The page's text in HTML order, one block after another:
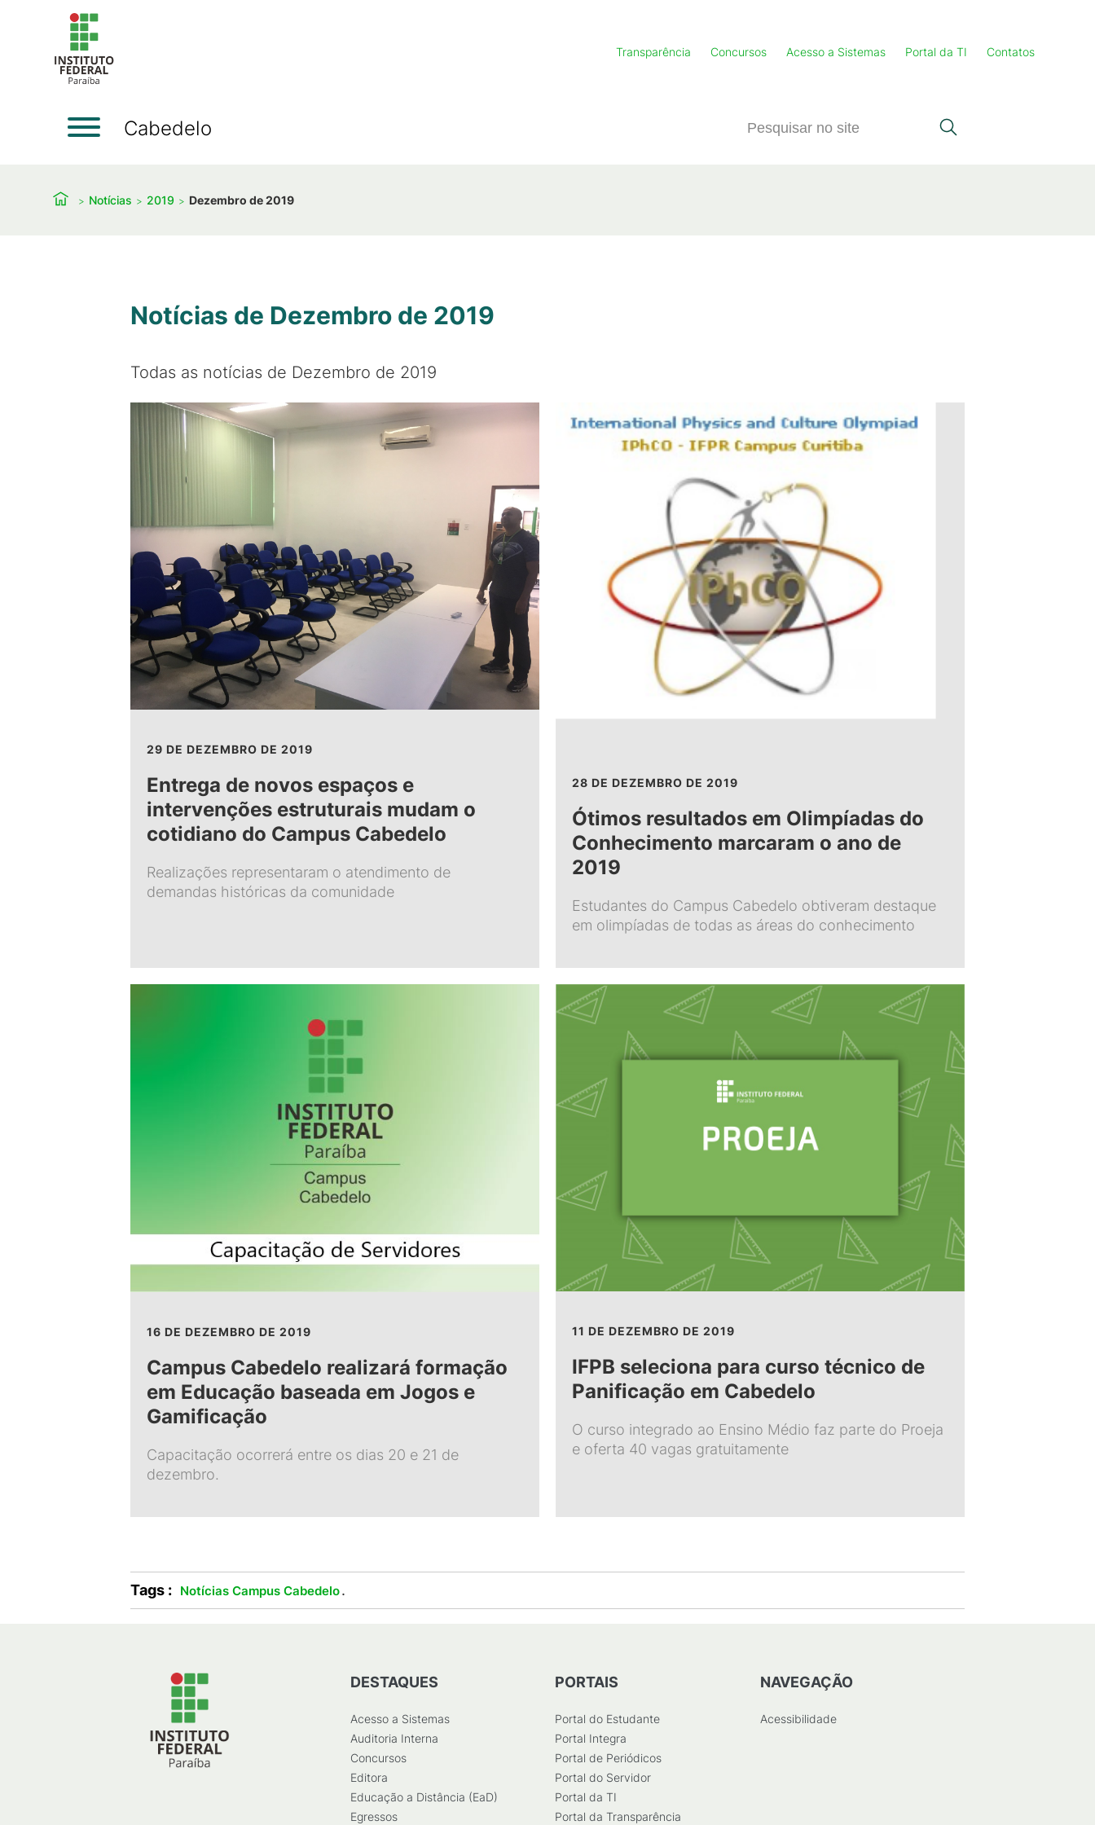
Transparência Concursos Acesso a Sistemas Portal da TI Contatos
Cabedelo
Notícias 2019 Dezembro de 2019
Notícias de Dezembro de 2019
Todas as notícias de Dezembro de 2019
29 DE DEZEMBRO DE 2019
Entrega de novos espaços e
intervenções estruturais mudam o
cotidiano do Campus Cabedelo
Realizações representaram o atendimento de
demandas históricas da comunidade
28 DE DEZEMBRO DE 2019
Ótimos resultados em Olimpíadas do
Conhecimento marcaram o ano de
2019
Estudantes do Campus Cabedelo obtiveram destaque
em olimpíadas de todas as áreas do conhecimento
16 DE DEZEMBRO DE 2019
Campus Cabedelo realizará formação
em Educação baseada em Jogos e
Gamificação
Capacitação ocorrerá entre os dias 20 e 21 de
dezembro.
11 DE DEZEMBRO DE 2019
IFPB seleciona para curso técnico de
Panificação em Cabedelo
O curso integrado ao Ensino Médio faz parte do Proeja
e oferta 40 vagas gratuitamente
Tags : Notícias Campus Cabedelo.
DESTAQUES
Acesso a Sistemas
Auditoria Interna
Concursos
Editora
Educação a Distância (EaD)
Egressos
PORTAIS
Portal do Estudante
Portal Integra
Portal de Periódicos
Portal do Servidor
Portal da TI
Portal da Transparência
NAVEGAÇÃO
Acessibilidade